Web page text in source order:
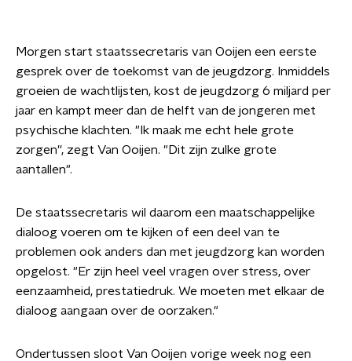
Morgen start staatssecretaris van Ooijen een eerste
gesprek over de toekomst van de jeugdzorg. Inmiddels
groeien de wachtlijsten, kost de jeugdzorg 6 miljard per
jaar en kampt meer dan de helft van de jongeren met
psychische klachten. "Ik maak me echt hele grote
zorgen'', zegt Van Ooijen. "Dit zijn zulke grote
aantallen".
De staatssecretaris wil daarom een maatschappelijke
dialoog voeren om te kijken of een deel van te
problemen ook anders dan met jeugdzorg kan worden
opgelost. "Er zijn heel veel vragen over stress, over
eenzaamheid, prestatiedruk. We moeten met elkaar de
dialoog aangaan over de oorzaken."
Ondertussen sloot Van Ooijen vorige week nog een